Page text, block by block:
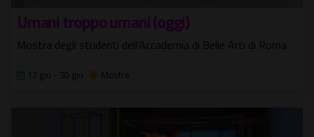
Umani troppo umani (oggi)
Mostra degli studenti dell'Accademia di Belle Arti di Roma
17 giu - 30 giu Mostre